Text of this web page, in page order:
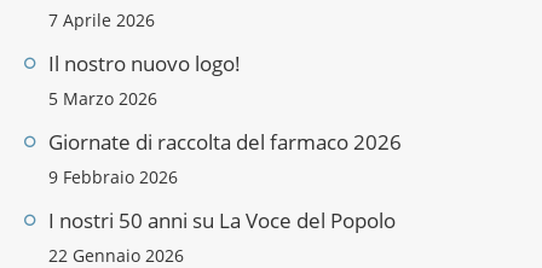
7 Aprile 2026
Il nostro nuovo logo!
5 Marzo 2026
Giornate di raccolta del farmaco 2026
9 Febbraio 2026
I nostri 50 anni su La Voce del Popolo
22 Gennaio 2026